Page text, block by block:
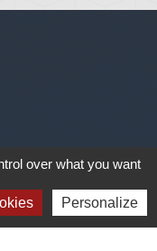
over what you want
Personalize